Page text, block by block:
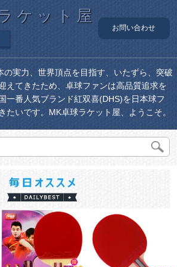
ケット屋
お問い合わせ
の実力、世界頂点を目指す、いたずら、突破
えてきたため、卓球ファンは高品質追求を
一番人気ブランド紅双喜(DHS)を日本球フ
たいです。MK卓球ラケット屋、ようこそ。